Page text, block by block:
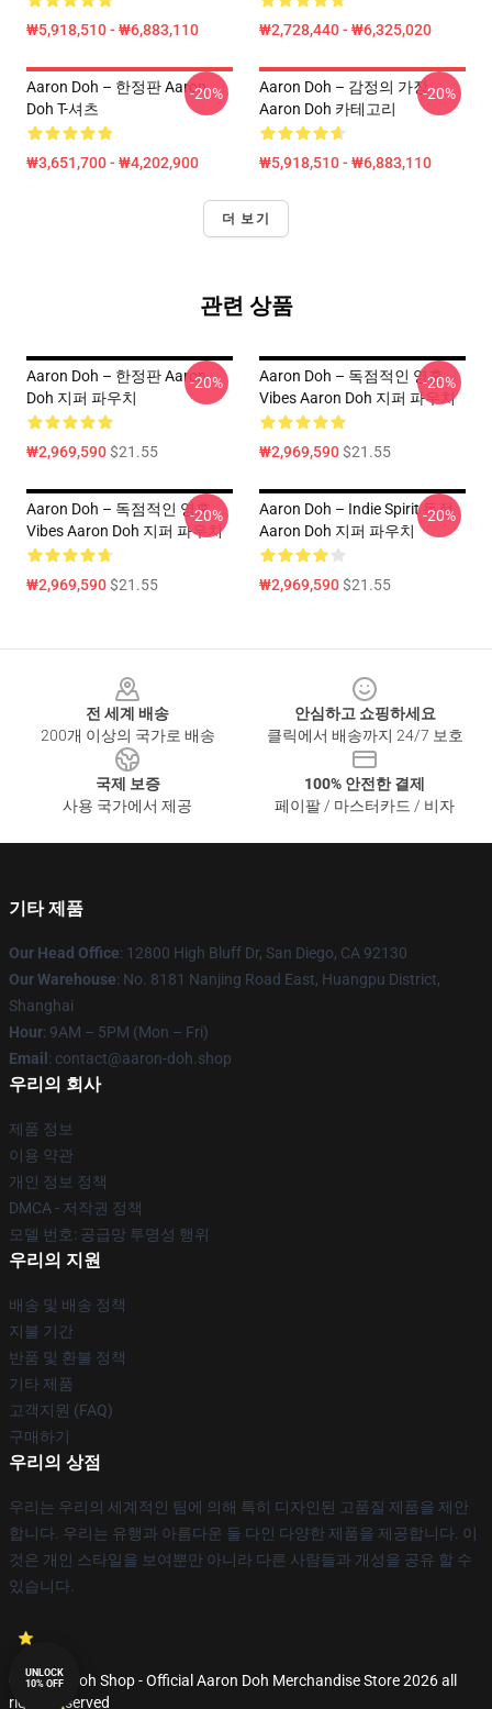
₩5,918,510 - ₩6,883,110 ₩2,728,440 - ₩6,325,020
Aaron Doh – 한정판 Aaron
Doh T-셔츠
₩3,651,700 - ₩4,202,900
-20%
Aaron Doh – 감정의 가장
Aaron Doh 카테고리
₩5,918,510 - ₩6,883,110
-20%
더 보기
관련 상품
Aaron Doh – 한정판 Aaron
Doh 지퍼 파우치
₩2,969,590$21.55
-20%
Aaron Doh – 독점적인 영혼
Vibes Aaron Doh 지퍼 파우치
₩2,969,590$21.55
-20%
Aaron Doh – 독점적인 영혼
Vibes Aaron Doh 지퍼 파우치
₩2,969,590$21.55
-20%
Aaron Doh – Indie Spirit 독점
Aaron Doh 지퍼 파우치
₩2,969,590$21.55
-20%
전 세계 배송
200개 이상의 국가로 배송
안심하고 쇼핑하세요
클릭에서 배송까지 24/7 보호
국제 보증
사용 국가에서 제공
100% 안전한 결제
페이팔 / 마스터카드 / 비자
기타 제품
Our Head Office: 12800 High Bluff Dr, San Diego, CA 92130
Our Warehouse: No. 8181 Nanjing Road East, Huangpu District,
Shanghai
Hour: 9AM – 5PM (Mon – Fri)
Email : contact@aaron-doh.shop
우리의 회사
제품 정보
이용 약관
개인 정보 정책
DMCA - 저작권 정책
모델 번호: 공급망 투명성 행위
우리의 지원
배송 및 배송 정책
지불 기간
반품 및 환불 정책
기타 제품
고객지원 (FAQ)
구매하기
우리의 상점
우리는 우리의 세계적인 팀에 의해 특히 디자인된 고품질 제품을 제안
합니다. 우리는 유행과 아름다운 둘 다인 다양한 제품을 제공합니다. 이
것은 개인 스타일을 보여뿐만 아니라 다른 사람들과 개성을 공유 할 수
있습니다.
© Aaron Doh Shop - Official Aaron Doh Merchandise Store 2026 all
rights reserved
UNLOCK
10% OFF